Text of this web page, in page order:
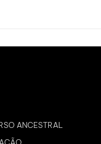
ANCESTRAL